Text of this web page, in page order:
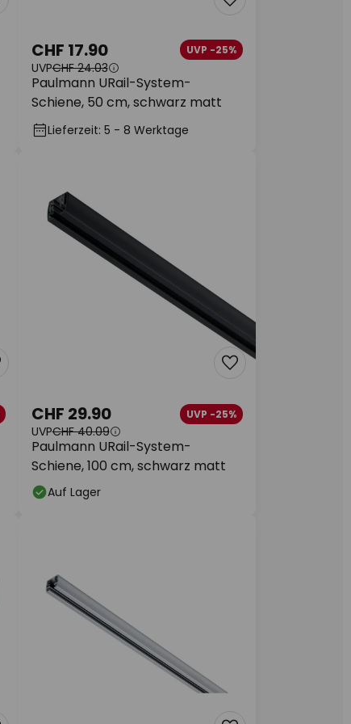
Paulmann URail-System-
Schiene, 50 cm, schwarz matt
CHF 17.90 UVP -25%
UVPCHF 24.03
Lieferzeit: 5 - 8 Werktage
Paulmann URail-System-
Schiene, 100 cm, schwarz matt
CHF 29.90 UVP -25%
UVPCHF 40.09
Auf Lager